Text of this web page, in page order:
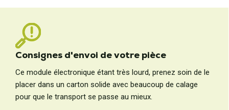
Consignes d'envoi de votre pièce
Ce module électronique étant très lourd, prenez soin de le
placer dans un carton solide avec beaucoup de calage
pour que le transport se passe au mieux.